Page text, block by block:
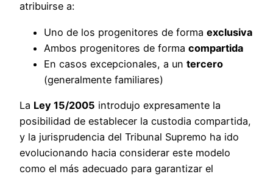
atribuirse a:
Uno de los progenitores de forma exclusiva
Ambos progenitores de forma compartida
En casos excepcionales, a un tercero
(generalmente familiares)
La Ley 15/2005 introdujo expresamente la
posibilidad de establecer la custodia compartida,
y la jurisprudencia del Tribunal Supremo ha ido
evolucionando hacia considerar este modelo
como el más adecuado para garantizar el